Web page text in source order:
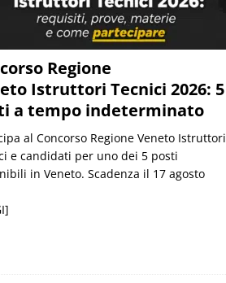
Regione
Istruttori Tecnici 2026: 5
a tempo indeterminato
al Concorso Regione Veneto Istruttori
e candidati per uno dei 5 posti
in Veneto. Scadenza il 17 agosto